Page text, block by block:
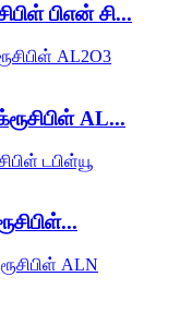
பிஎன் சி...
AL...